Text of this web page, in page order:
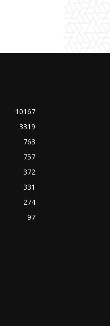
10167
3319
763
757
372
331
274
97